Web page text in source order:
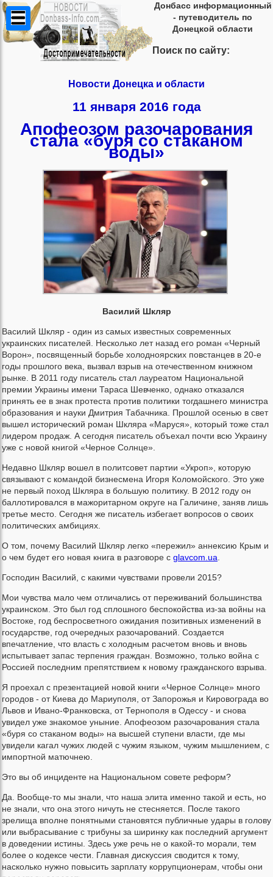
Донбасс информационный
- путеводитель по
Донецкой области
Поиск по сайту:
Новости Донецка и области
11 января 2016 года
Апофеозом разочарования
стала «буря со стаканом
воды»
Василий Шкляр
Василий Шкляр - один из самых известных современных
украинских писателей. Несколько лет назад его роман «Черный
Ворон», посвященный борьбе холодноярских повстанцев в 20-е
годы прошлого века, вызвал взрыв на отечественном книжном
рынке. В 2011 году писатель стал лауреатом Национальной
премии Украины имени Тараса Шевченко, однако отказался
принять ее в знак протеста против политики тогдашнего министра
образования и науки Дмитрия Табачника. Прошлой осенью в свет
вышел исторический роман Шкляра «Маруся», который тоже стал
лидером продаж. А сегодня писатель объехал почти всю Украину
уже с новой книгой «Черное Солнце».
Недавно Шкляр вошел в политсовет партии «Укроп», которую
связывают с командой бизнесмена Игоря Коломойского. Это уже
не первый поход Шкляра в большую политику. В 2012 году он
баллотировался в мажоритарном округе на Галичине, заняв лишь
третье место. Сегодня же писатель избегает вопросов о своих
политических амбициях.
О том, почему Василий Шкляр легко «пережил» аннексию Крым и
о чем будет его новая книга в разговоре с glavcom.ua
Господин Василий, с какими чувствами провели 2015?
Мои чувства мало чем отличались от переживаний большинства
украинском. Это был год сплошного беспокойства из-за войны на
Востоке, год беспросветного ожидания позитивных изменений в
государстве, год очередных разочарований. Создается
впечатление, что власть с холодным расчетом вновь и вновь
испытывает запас терпения граждан. Возможно, только война с
Россией последним препятствием к новому гражданского взрыва.
Я проехал с презентацией новой книги «Черное Солнце» много
городов - от Киева до Мариуполя, от Запорожья и Кировограда во
Львов и Ивано-Франковска, от Тернополя в Одессу - и снова
увидел уже знакомое уныние. Апофеозом разочарования стала
«буря со стаканом воды» на высшей ступени власти, где мы
увидели кагал чужих людей с чужим языком, чужим мышлением, с
импортной матючнею.
Это вы об инциденте на Национальном совете реформ?
Да. Вообще-то мы знали, что наша элита именно такой и есть, но
не знали, что она этого ничуть не стесняется. После такого
зрелища вполне понятными становятся публичные удары в голову
или выбрасывание с трибуны за ширинку как последний аргумент
в доведении истины. Здесь уже речь не о какой-то морали, тем
более о кодексе чести. Главная дискуссия сводится к тому,
насколько нужно повысить зарплату коррупционерам, чтобы они